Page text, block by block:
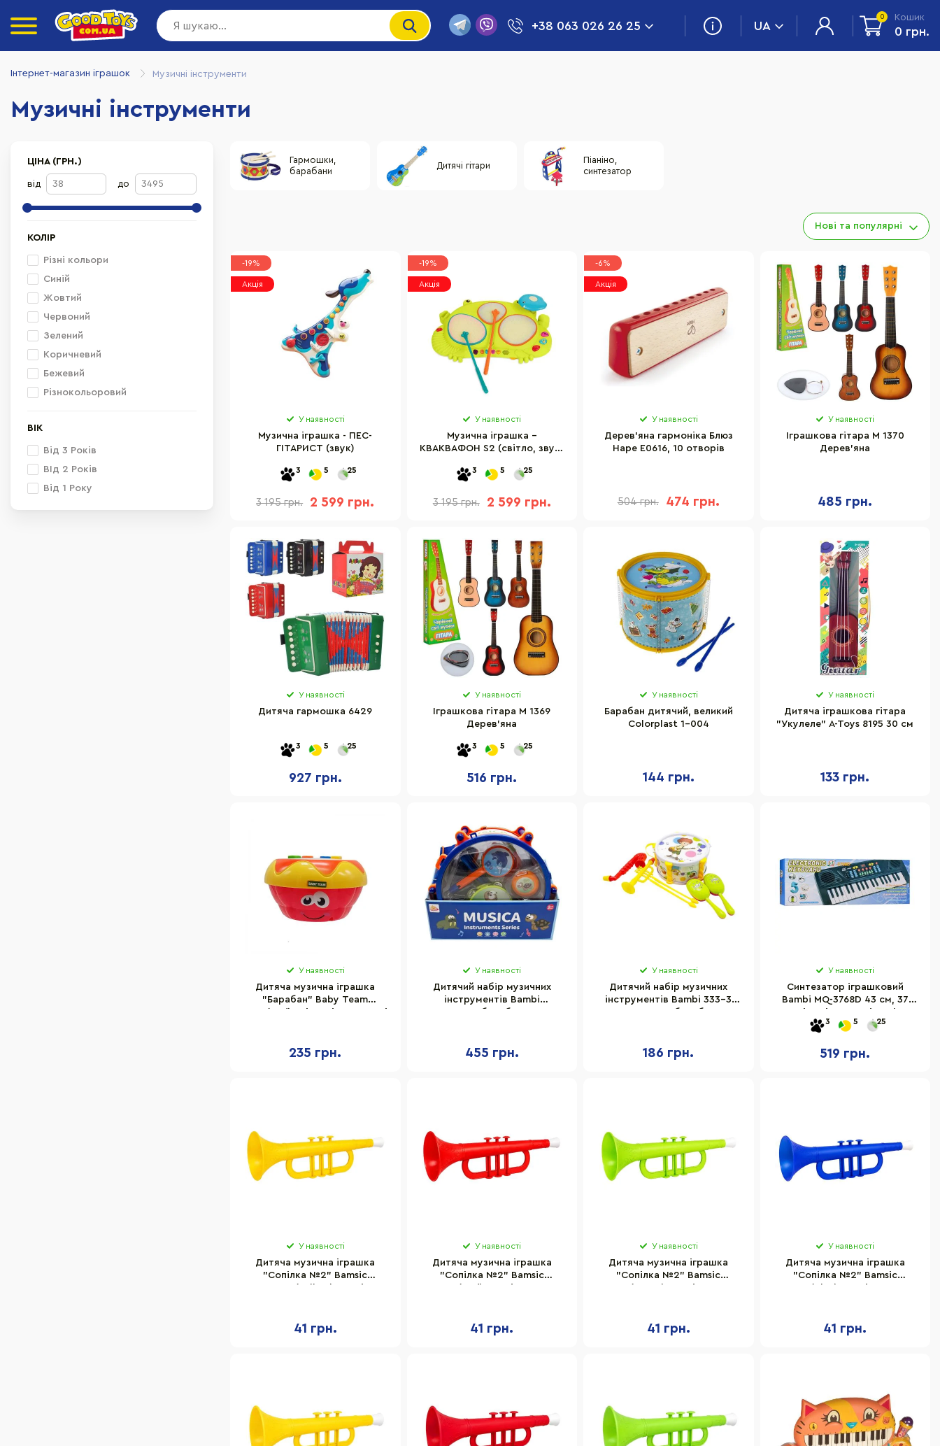
+38 063 026 26 25 UA
0 Кошик
0 грн.
Інтернет-магазин іграшок Музичні інструменти
Музичні інструменти
ЦІНА (ГРН.)
від до
КОЛІР
Різні кольори
Синій
Жовтий
Червоний
Зелений
Коричневий
Бежевий
Різнокольоровий
ВІК
Від 3 Років
ВІд 2 Років
Від 1 Року
Гармошки,
барабани
Дитячі гітари
Піаніно,
синтезатор
Нові та популярні
-19%
Акція
У наявності
Музична іграшка - ПЕС-
ГІТАРИСТ (звук)
3 5 25
3 195 грн. 2 599 грн.
-19%
Акція
У наявності
Музична іграшка –
КВАКВАФОН S2 (світло, звук)
3 5 25
3 195 грн. 2 599 грн.
-6%
Акція
У наявності
Дерев'яна гармоніка Блюз
Hape E0616, 10 отворів
504 грн. 474 грн.
У наявності
Іграшкова гітара M 1370
Дерев'яна
485 грн.
У наявності
Дитяча гармошка 6429
3 5 25
927 грн.
У наявності
Іграшкова гітара M 1369
Дерев'яна
3 5 25
516 грн.
У наявності
Барабан дитячий, великий
Colorplast 1-004
144 грн.
У наявності
Дитяча іграшкова гітара
"Укулеле" A-Toys 8195 30 см
133 грн.
У наявності
Дитяча музична іграшка
"Барабан" Baby Team
235 грн.
У наявності
Дитячий набір музичних
інструментів Bambi
455 грн.
У наявності
Дитячий набір музичних
інструментів Bambi 333-3
186 грн.
У наявності
Синтезатор іграшковий
Bambi MQ-3768D 43 см, 37
3 5 25
519 грн.
У наявності
Дитяча музична іграшка
"Сопілка №2" Bamsic
41 грн.
У наявності
Дитяча музична іграшка
"Сопілка №2" Bamsic
41 грн.
У наявності
Дитяча музична іграшка
"Сопілка №2" Bamsic
41 грн.
У наявності
Дитяча музична іграшка
"Сопілка №2" Bamsic
41 грн.